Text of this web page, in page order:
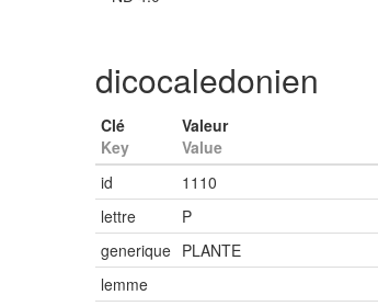
dicocaledonien
Clé
Key
Valeur
Value
id
1110
lettre
P
generique PLANTE
lemme